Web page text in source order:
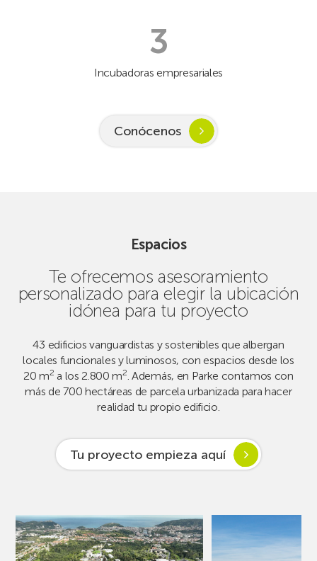
3
Incubadoras empresariales
Conócenos
Espacios
Te ofrecemos asesoramiento
personalizado para elegir la ubicación
idónea para tu proyecto
43 edificios vanguardistas y sostenibles que albergan
locales funcionales y luminosos, con espacios desde los
20 m2 a los 2.800 m2. Además, en Parke contamos con
más de 700 hectáreas de parcela urbanizada para hacer
realidad tu propio edificio.
Tu proyecto empieza aquí